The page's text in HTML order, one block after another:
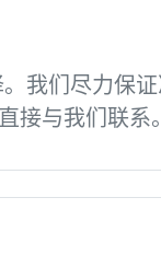
我们尽力保
接与我们联系。